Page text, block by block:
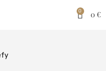
0 0 €